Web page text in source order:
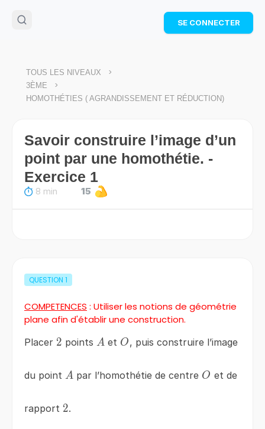
🌴Cahier de vacances offert
: révise les maths cet
Télécharge ton PDF gratuit et progresse avec des
SE CONNECTER
TOUS LES NIVEAUX >
3ÈME >
HOMOTHÉTIES ( AGRANDISSEMENT ET RÉDUCTION)
Savoir construire l’image d’un
point par une homothétie. -
Exercice 1
8 min 15
QUESTION 1
COMPETENCES : Utiliser les notions de géométrie
plane afin d'établir une construction.
Placer 2
2 points A
A et O
O, puis construire l’image
du point A
A par l’homothétie de centre O
O et de
rapport 2
2.